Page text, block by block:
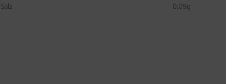
Salz
0,09g